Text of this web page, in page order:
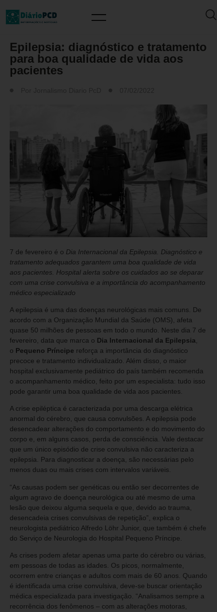
Epilepsia: diagnóstico e tratamento
para boa qualidade de vida aos
pacientes
7 de fevereiro é o Dia Internacional da Epilepsia. Diagnóstico e
tratamento adequados garantem uma boa qualidade de vida
aos pacientes. Hospital alerta sobre os cuidados ao se deparar
com uma crise convulsiva e a importância do acompanhamento
médico especializado
A epilepsia é uma das doenças neurológicas mais comuns. De
acordo com a Organização Mundial da Saúde (OMS), afeta
quase 50 milhões de pessoas em todo o mundo. Neste dia 7 de
fevereiro, data que marca o Dia Internacional da Epilepsia
o Pequeno Príncipe reforça a importância do diagnóstico
precoce e tratamento individualizado. Além disso, o maior
hospital exclusivamente pediátrico do país também recomenda
o acompanhamento médico, feito por um especialista: tudo isso
pode garantir uma boa qualidade de vida aos pacientes.
A crise epiléptica é caracterizada por uma descarga elétrica
anormal do cérebro, que causa convulsões. A epilepsia pode
desencadear alterações do comportamento e do movimento do
corpo e, em alguns casos, perda de consciência. Vale destacar
que um único episódio de crise convulsiva não caracteriza a
epilepsia. Para diagnosticar a doença, são necessárias pelo
menos duas ou mais crises com intervalos variáveis.
“As causas podem ser genéticas ou então ser decorrentes de
algum agravo de doença neurológica ou até mesmo de uma
lesão que deixou alguma sequela e que, devido ao trauma,
desencadeia crises convulsivas de repetição”, explica o
neurologista pediátrico Alfredo Löhr Junior, que também é chefe
do Serviço de Neurologia do Hospital Pequeno Príncipe.
As crises podem afetar apenas uma parte do cérebro ou várias,
em pessoas de todas as idades. Os picos, normalmente,
ocorrem entre crianças e adultos com mais de 60 anos. Quando
é identificada uma crise convulsiva, deve-se buscar orientação
médica especializada para investigação. “Analisamos sempre a
recorrência dos fenômenos – com as alterações motoras,